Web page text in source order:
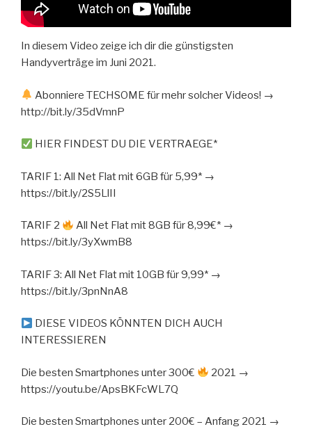
In diesem Video zeige ich dir die günstigsten
Handyverträge im Juni 2021.
Abonniere TECHSOME für mehr solcher Videos! →
http://bit.ly/35dVmnP
HIER FINDEST DU DIE VERTRAEGE*
TARIF 1: All Net Flat mit 6GB für 5,99* →
https://bit.ly/2S5LlII
TARIF 2
All Net Flat mit 8GB für 8,99€* →
https://bit.ly/3yXwmB8
TARIF 3: All Net Flat mit 10GB für 9,99* →
https://bit.ly/3pnNnA8
DIESE VIDEOS KÖNNTEN DICH AUCH
INTERESSIEREN
Die besten Smartphones unter 300€
2021 →
https://youtu.be/ApsBKFcWL7Q
Die besten Smartphones unter 200€ – Anfang 2021 →